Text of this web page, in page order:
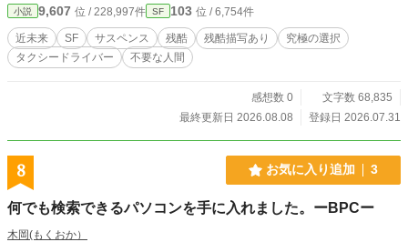
小説 9,607 位 / 228,997件 SF 103 位 / 6,754件
近未来 SF サスペンス 残酷 残酷描写あり
究極の選択
タクシードライバー
不要な人間
感想数 0
文字数 68,835
最終更新日 2026.08.08
登録日 2026.07.31
8 お気に入り追加 3
何でも検索できるパソコンを手に入れました。ーBPCー
木岡(もくおか）